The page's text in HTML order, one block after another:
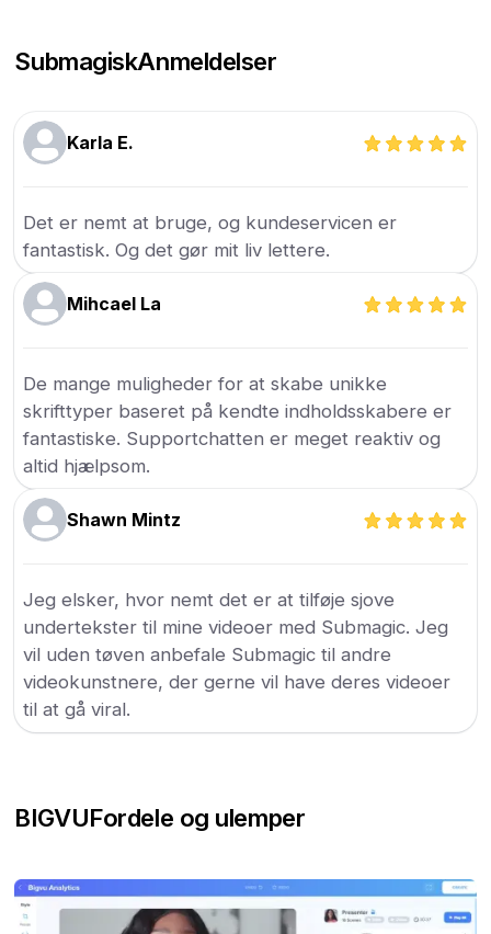
SubmagiskAnmeldelser
Karla E.
Det er nemt at bruge, og kundeservicen er
fantastisk. Og det gør mit liv lettere.
Mihcael La
De mange muligheder for at skabe unikke
skrifttyper baseret på kendte indholdsskabere er
fantastiske. Supportchatten er meget reaktiv og
altid hjælpsom.
Shawn Mintz
Jeg elsker, hvor nemt det er at tilføje sjove
undertekster til mine videoer med Submagic. Jeg
vil uden tøven anbefale Submagic til andre
videokunstnere, der gerne vil have deres videoer
til at gå viral.
BIGVUFordele og ulemper